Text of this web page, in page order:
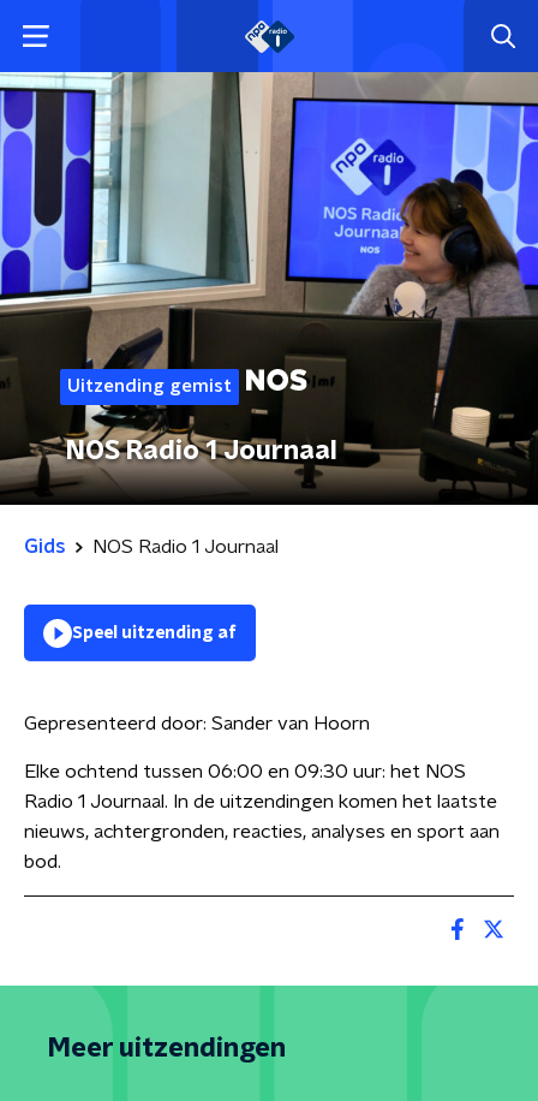
Uitzending gemist
NOS Radio 1 Journaal
Gids NOS Radio 1 Journaal
Speel uitzending af
Gepresenteerd door: Sander van Hoorn
Elke ochtend tussen 06:00 en 09:30 uur: het NOS
Radio 1 Journaal. In de uitzendingen komen het laatste
nieuws, achtergronden, reacties, analyses en sport aan
bod.
Meer uitzendingen